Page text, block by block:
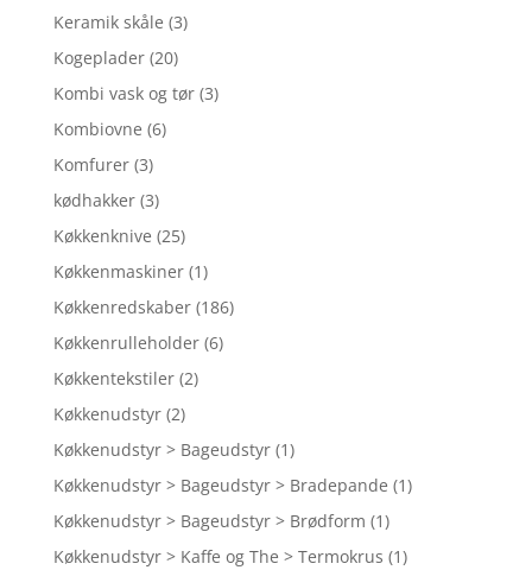
Keramik skåle (3)
Kogeplader (20)
Kombi vask og tør (3)
Kombiovne (6)
Komfurer (3)
kødhakker (3)
Køkkenknive (25)
Køkkenmaskiner (1)
Køkkenredskaber (186)
Køkkenrulleholder (6)
Køkkentekstiler (2)
Køkkenudstyr (2)
Køkkenudstyr > Bageudstyr (1)
Køkkenudstyr > Bageudstyr > Bradepande (1)
Køkkenudstyr > Bageudstyr > Brødform (1)
Køkkenudstyr > Kaffe og The > Termokrus (1)